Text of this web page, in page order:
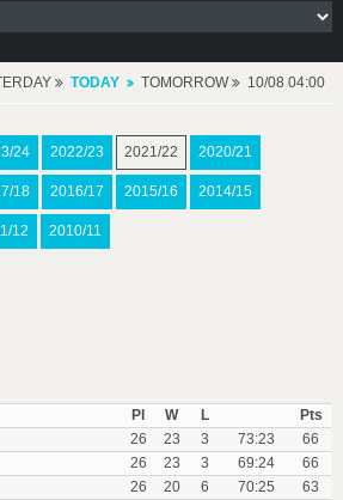
TODAY TOMORROW 10/08 04:00
24 2022/23 2021/22 2020/21
18 2016/17 2015/16 2014/15
12 2010/11
Pl W L
Pts
26 23 3 73:23
66
26 23 3 69:24
66
26 20 6 70:25
63